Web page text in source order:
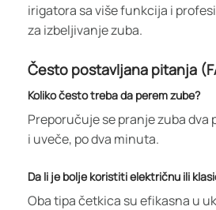
irigatora sa više funkcija i
za izbeljivanje zuba.
Često postavljana pitanja
Koliko često treba da perem zube?
Preporučuje se pranje zuba
i uveče, po dva minuta.
Da li je bolje koristiti električnu ili
Oba tipa četkica su efikasna u